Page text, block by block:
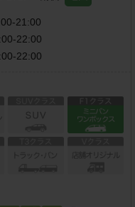
21:00
22:00
22:00